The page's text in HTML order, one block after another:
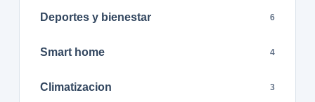
Deportes y bienestar 6
Smart home 4
Climatizacion 3